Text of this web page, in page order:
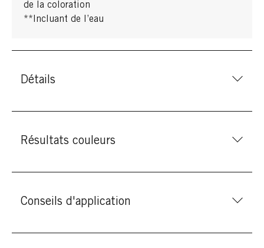
de la coloration​
**Incluant de l’eau
Détails
Résultats couleurs
Conseils d'application